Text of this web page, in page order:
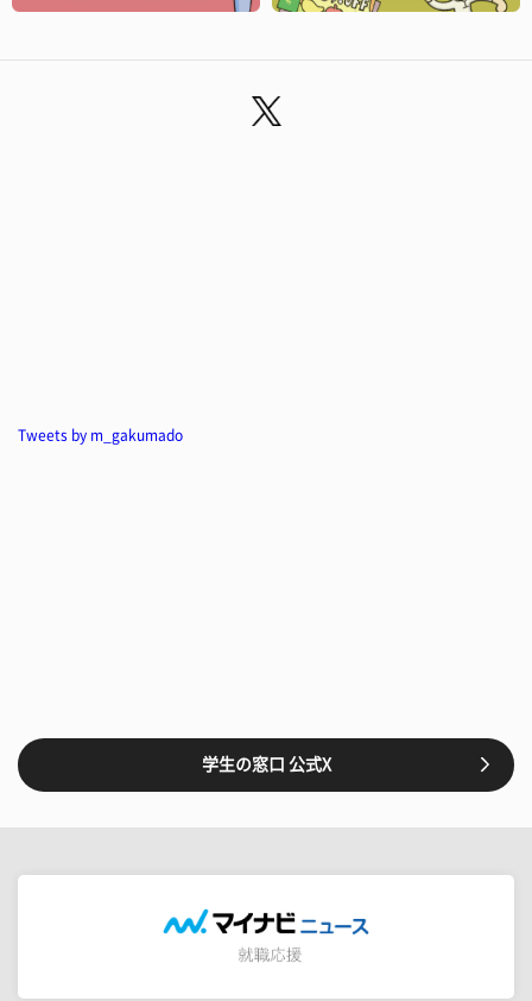
Tweets by m_gakumado
学生の窓口 公式X